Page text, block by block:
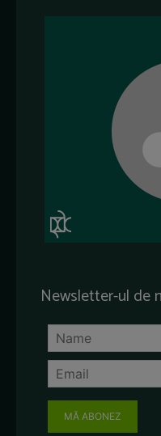
Newsletter-ul de
MĂ ABONEZ